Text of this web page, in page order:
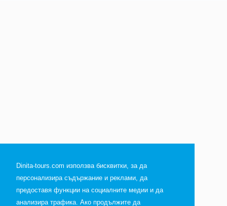
Dinita-tours.com използва бисквитки, за да
персонализира съдържание и реклами, да
предоставя функции на социалните медии и да
анализира трафика. Ако продължите да